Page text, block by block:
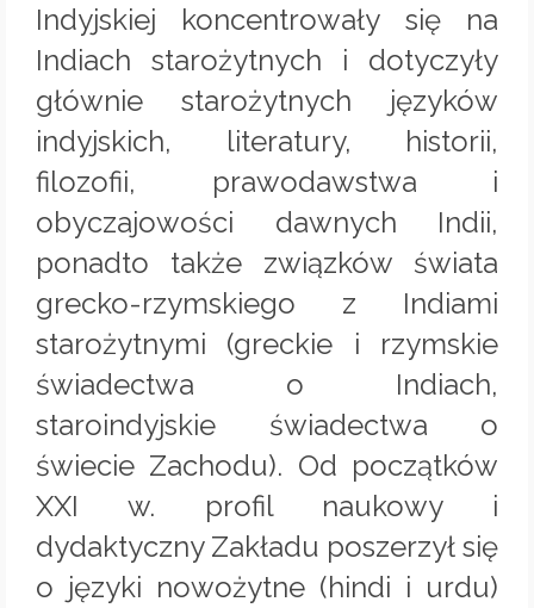
Indyjskiej koncentrowały się na
Indiach starożytnych i dotyczyły
głównie starożytnych języków
indyjskich, literatury, historii,
filozofii, prawodawstwa i
obyczajowości dawnych Indii,
ponadto także związków świata
grecko-rzymskiego z Indiami
starożytnymi (greckie i rzymskie
świadectwa o Indiach,
staroindyjskie świadectwa o
świecie Zachodu). Od początków
XXI w. profil naukowy i
dydaktyczny Zakładu poszerzył się
o języki nowożytne (hindi i urdu)